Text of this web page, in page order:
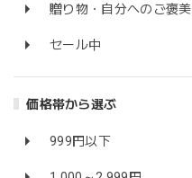
贈り物・自分へのご褒美
セール中
価格帯から選ぶ
999円以下